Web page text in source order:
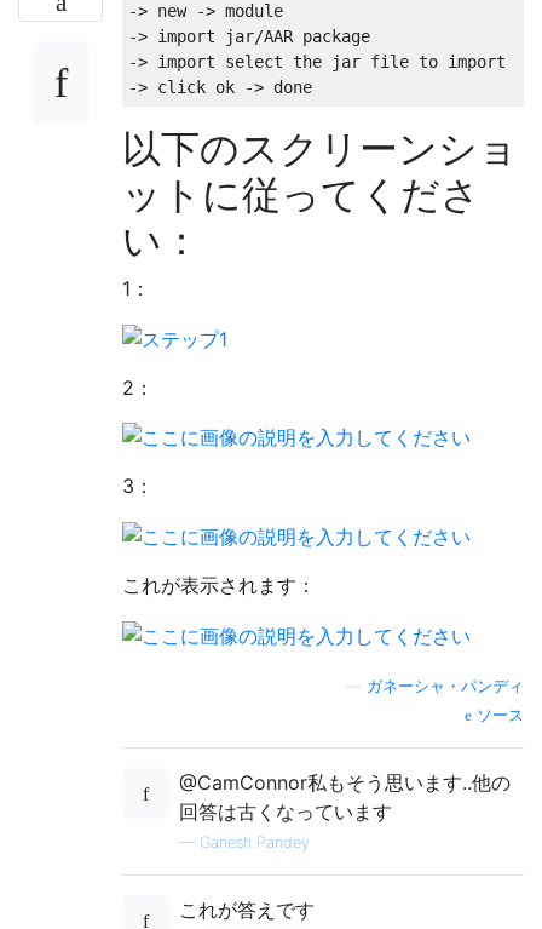
-> new -> module
-> import jar/AAR package
-> import select the jar file to import
-> click ok -> done
以下のスクリーンショ
ットに従ってくださ
い：
1：
2：
3：
これが表示されます：
ガネーシャ・パンディ
ソース
@CamConnor私もそう思います..他の
回答は古くなっています
— Ganesh Pandey
これが答えです